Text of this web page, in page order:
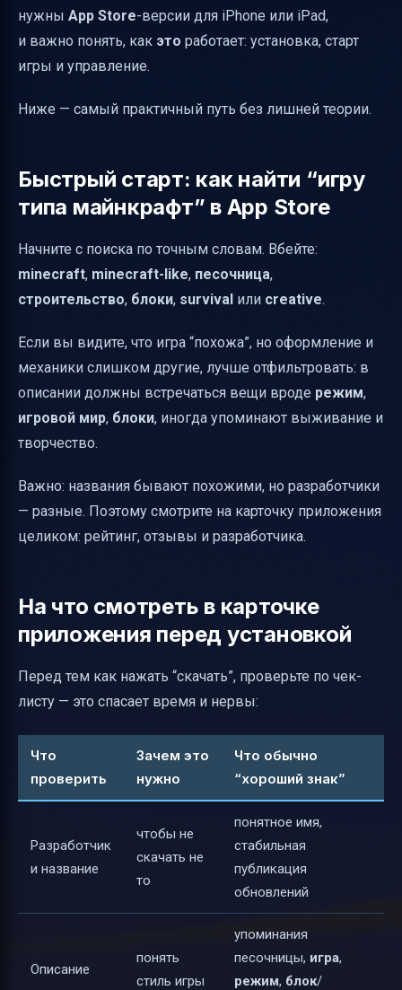
нужны App Store-версии для iPhone или iPad,
и важно понять, как это работает: установка, старт
игры и управление.
Ниже — самый практичный путь без лишней теории.
Быстрый старт: как найти “игру
типа майнкрафт” в App Store
Начните с поиска по точным словам. Вбейте:
minecraft, minecraft-like, песочница,
строительство, блоки, survival или creative.
Если вы видите, что игра “похожа”, но оформление и
механики слишком другие, лучше отфильтровать: в
описании должны встречаться вещи вроде режим,
игровой мир, блоки, иногда упоминают выживание и
творчество.
Важно: названия бывают похожими, но разработчики
— разные. Поэтому смотрите на карточку приложения
целиком: рейтинг, отзывы и разработчика.
На что смотреть в карточке
приложения перед установкой
Перед тем как нажать “скачать”, проверьте по чек-
листу — это спасает время и нервы:
Что
проверить
Зачем это
нужно
Что обычно
“хороший знак”
Разработчик
и название
чтобы не
скачать не
то
понятное имя,
стабильная
публикация
обновлений
Описание
понять
стиль игры
упоминания
песочницы, игра,
режим, блок/